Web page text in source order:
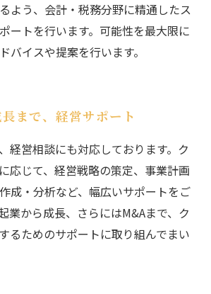
よう、会計・税務分野に精通したス
ートを行います。可能性を最大限に
バイスや提案を行います。
まで、経営サポート
経営相談にも対応しております。ク
応じて、経営戦略の策定、事業計画
成・分析など、幅広いサポートをご
業から成長、さらにはM&Aまで、ク
るためのサポートに取り組んでまい